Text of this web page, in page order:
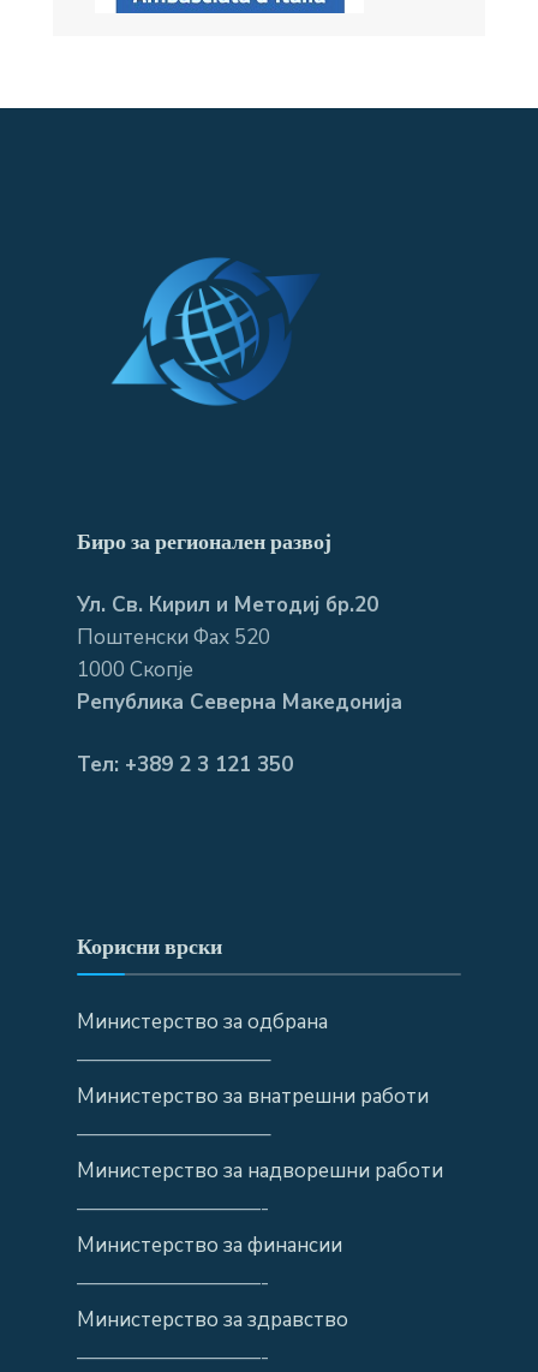
Биро за регионален развој
Ул. Св. Кирил и Методиј бр.20
Поштенски Фах 520
1000 Скопје
Република Северна Македонија
Тел: +389 2 3 121 350
Корисни врски
Министерство за одбрана
—————————–
Министерство за внатрешни работи
—————————–
Министерство за надворешни работи
—————————-
Министерство за финансии
—————————-
Министерство за здравство
—————————-